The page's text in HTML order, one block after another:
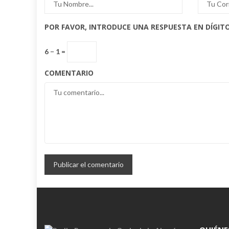
POR FAVOR, INTRODUCE UNA RESPUESTA EN
6 − 1 =
COMENTARIO